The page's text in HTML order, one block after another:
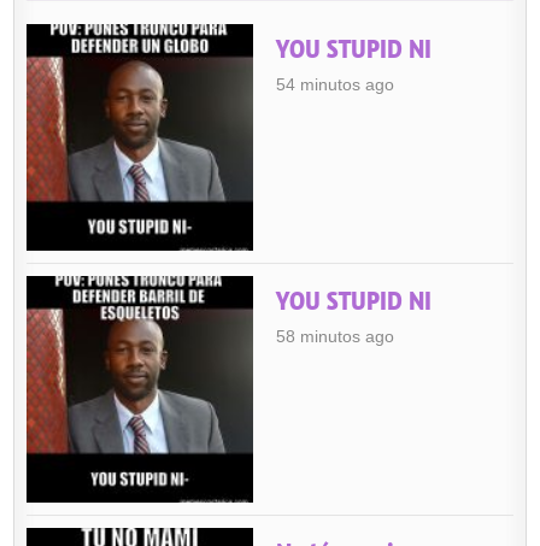
YOU STUPID NI
54 minutos ago
YOU STUPID NI
58 minutos ago